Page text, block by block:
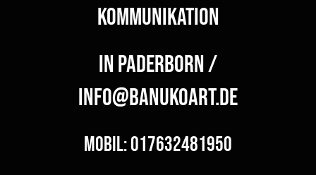
KOMMUNIKATION
IN PADERBORN /
INFO@BANUKOART.DE
MOBIL: 017632481950